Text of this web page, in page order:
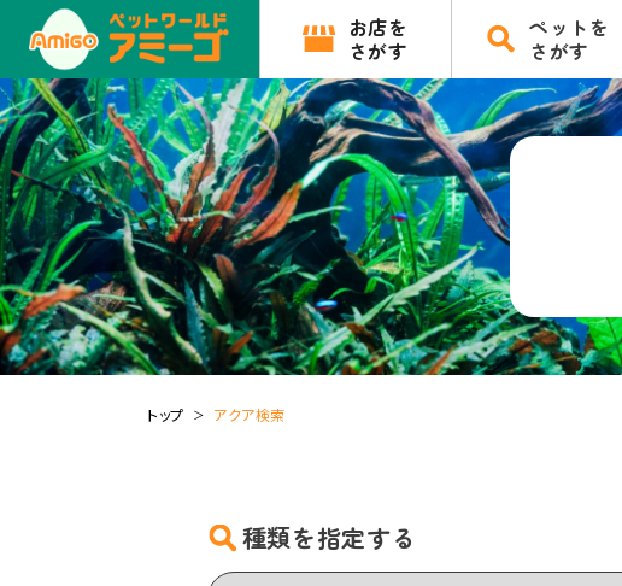
お店を
さがす
ペットを
さがす
トップ アクア検索
種類を指定する